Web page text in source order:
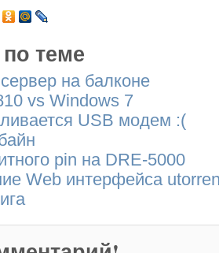
теме
на балконе
vs Windows 7
USB модем :(
pin на DRE-5000
Web интерфейса